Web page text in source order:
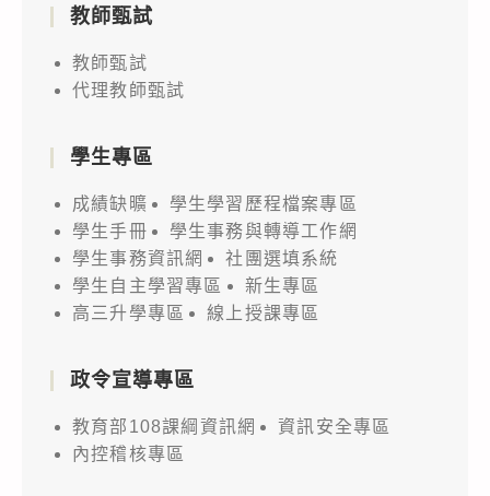
教師甄試
教師甄試
代理教師甄試
學生專區
成績缺曠
學生學習歷程檔案專區
學生手冊
學生事務與轉導工作網
學生事務資訊網
社團選填系統
學生自主學習專區
新生專區
高三升學專區
線上授課專區
政令宣導專區
教育部108課綱資訊網
資訊安全專區
內控稽核專區